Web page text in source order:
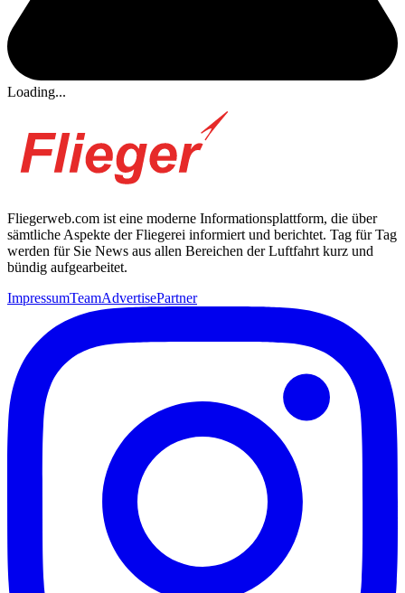
Loading...
Fliegerweb.com ist eine moderne Informationsplattform, die über
sämtliche Aspekte der Fliegerei informiert und berichtet. Tag für Tag
werden für Sie News aus allen Bereichen der Luftfahrt kurz und
bündig aufgearbeitet.
ImpressumTeamAdvertisePartner